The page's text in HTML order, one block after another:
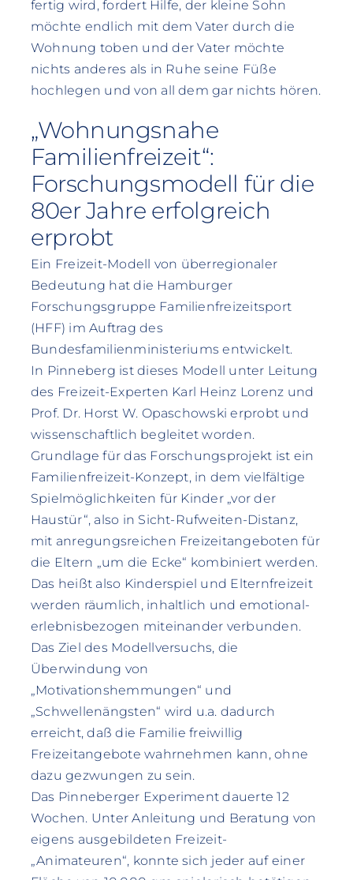
fertig wird, fordert Hilfe, der kleine Sohn
möchte endlich mit dem Vater durch die
Wohnung toben und der Vater möchte
nichts anderes als in Ruhe seine Füße
hochlegen und von all dem gar nichts hören.
„Wohnungsnahe
Familienfreizeit“:
Forschungsmodell für die
80er Jahre erfolgreich
erprobt
Ein Freizeit-Modell von überregionaler
Bedeutung hat die Hamburger
Forschungsgruppe Familienfreizeitsport
(HFF) im Auftrag des
Bundesfamilienministeriums entwickelt.
In Pinneberg ist dieses Modell unter Leitung
des Freizeit-Experten Karl Heinz Lorenz und
Prof. Dr. Horst W. Opaschowski erprobt und
wissenschaftlich begleitet worden.
Grundlage für das Forschungsprojekt ist ein
Familienfreizeit-Konzept, in dem vielfältige
Spielmöglichkeiten für Kinder „vor der
Haustür“, also in Sicht-Rufweiten-Distanz,
mit anregungsreichen Freizeitangeboten für
die Eltern „um die Ecke“ kombiniert werden.
Das heißt also Kinderspiel und Elternfreizeit
werden räumlich, inhaltlich und emotional-
erlebnisbezogen miteinander verbunden.
Das Ziel des Modellversuchs, die
Überwindung von
„Motivationshemmungen“ und
„Schwellenängsten“ wird u.a. dadurch
erreicht, daß die Familie freiwillig
Freizeitangebote wahrnehmen kann, ohne
dazu gezwungen zu sein.
Das Pinneberger Experiment dauerte 12
Wochen. Unter Anleitung und Beratung von
eigens ausgebildeten Freizeit-
„Animateuren“, konnte sich jeder auf einer